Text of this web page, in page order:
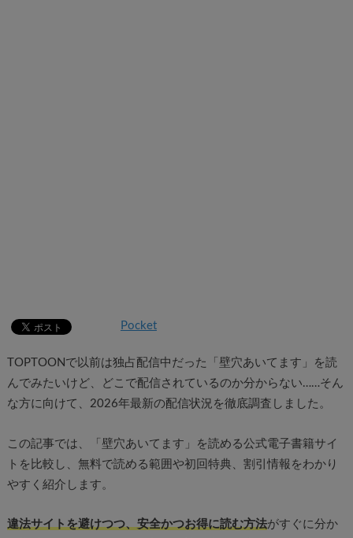
Pocket
TOPTOONで以前は独占配信中だった「壁穴あいてます」を読
んでみたいけど、どこで配信されているのか分からない……そん
な方に向けて、2026年最新の配信状況を徹底調査しました。
この記事では、「壁穴あいてます」を読める公式電子書籍サイ
トを比較し、無料で読める範囲や初回特典、割引情報をわかり
やすく紹介します。
違法サイトを避けつつ、安全かつお得に読む方法がすぐに分か